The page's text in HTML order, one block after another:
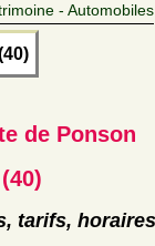
- Automobiles
de Ponson
tarifs, horaires